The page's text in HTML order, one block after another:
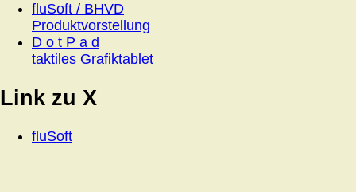
fluSoft / BHVD
Produktvorstellung
D o t P a d
taktiles Grafiktablet
Link zu X
fluSoft